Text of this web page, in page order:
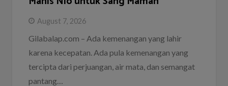
August 7, 2026
Gilabalap.com – Ada kemenangan yang lahir
karena kecepatan. Ada pula kemenangan yang
tercipta dari perjuangan, air mata, dan semangat
pantang…